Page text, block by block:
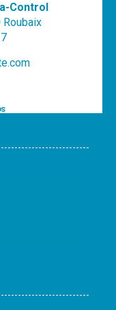
Control